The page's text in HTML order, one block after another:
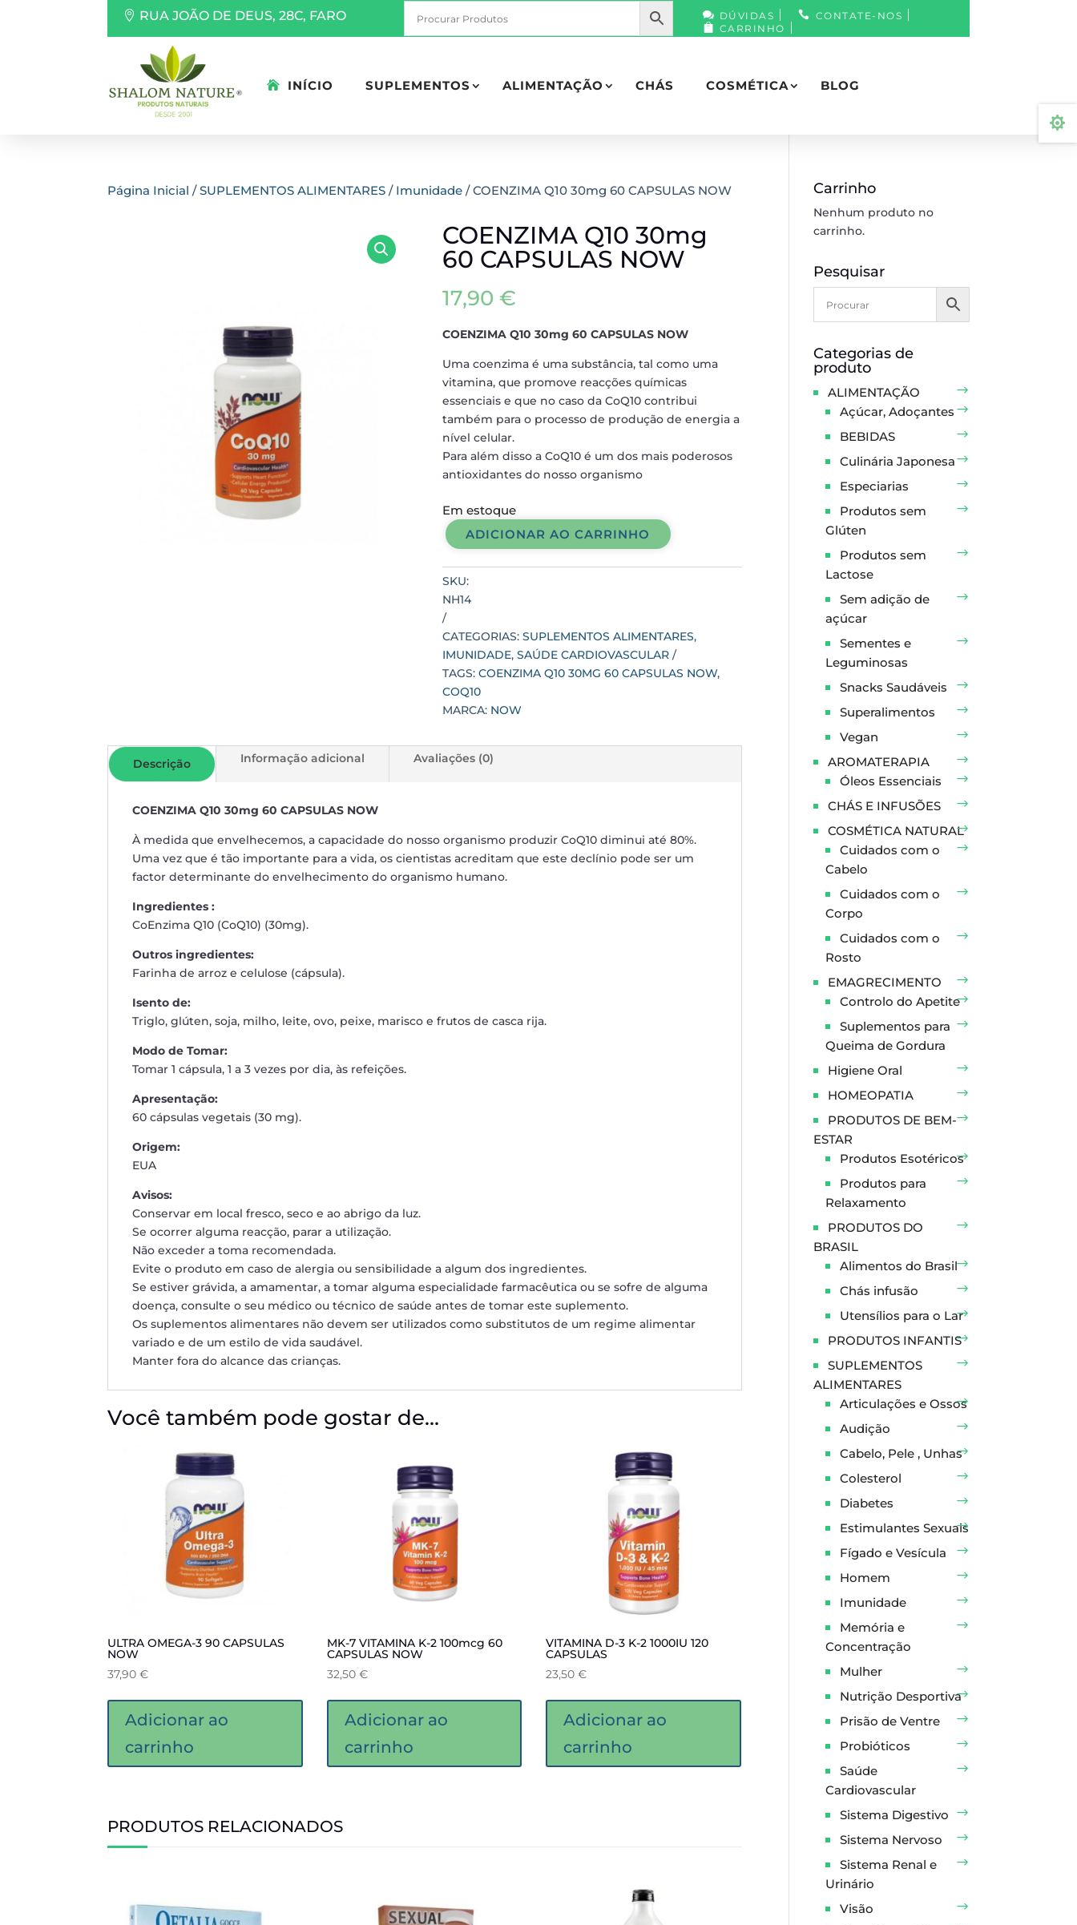
RUA JOÃO DE DEUS, 28C, FARO DÚVIDAS
CONTATE-NOS
CARRINHO
INÍCIO SUPLEMENTOS ALIMENTAÇÃO CHÁS COSMÉTICA BLOG
Página Inicial /SUPLEMENTOS ALIMENTARES / Imunidade / COENZIMA Q10 30mg 60 CAPSULAS NOW
COENZIMA Q10 30mg
60 CAPSULAS NOW
17,90 €
COENZIMA Q10 30mg 60 CAPSULAS NOW
Uma coenzima é uma substância, tal como uma
vitamina, que promove reacções químicas
essenciais e que no caso da CoQ10 contribui
também para o processo de produção de energia a
nível celular.
Para além disso a CoQ10 é um dos mais poderosos
antioxidantes do nosso organismo
Em estoque
COENZIMA
30mg
60
CAPSULAS
NOW
quantidade
ADICIONAR AO CARRINHO
SKU:
NH14
CATEGORIAS: SUPLEMENTOS ALIMENTARES,
IMUNIDADE, SAÚDE CARDIOVASCULAR
TAGS: COENZIMA Q10 30MG 60 CAPSULAS NOW,
COQ10
MARCA: NOW
Descrição Informação adicional Avaliações (0)
COENZIMA Q10 30mg 60 CAPSULAS NOW
À medida que envelhecemos, a capacidade do nosso organismo produzir CoQ10 diminui até 80%.
Uma vez que é tão importante para a vida, os cientistas acreditam que este declínio pode ser um
factor determinante do envelhecimento do organismo humano.
Ingredientes :
CoEnzima Q10 (CoQ10) (30mg).
Outros ingredientes:
Farinha de arroz e celulose (cápsula).
Isento de:
Triglo, glúten, soja, milho, leite, ovo, peixe, marisco e frutos de casca rija.
Modo de Tomar:
Tomar 1 cápsula, 1 a 3 vezes por dia, às refeições.
Apresentação:
60 cápsulas vegetais (30 mg).
Origem:
EUA
Avisos:
Conservar em local fresco, seco e ao abrigo da luz.
Se ocorrer alguma reacção, parar a utilização.
Não exceder a toma recomendada.
Evite o produto em caso de alergia ou sensibilidade a algum dos ingredientes.
Se estiver grávida, a amamentar, a tomar alguma especialidade farmacêutica ou se sofre de alguma
doença, consulte o seu médico ou técnico de saúde antes de tomar este suplemento.
Os suplementos alimentares não devem ser utilizados como substitutos de um regime alimentar
variado e de um estilo de vida saudável.
Manter fora do alcance das crianças.
Você também pode gostar de…
ULTRA OMEGA-3 90 CAPSULAS
NOW
37,90€
Adicionar ao
carrinho
MK-7 VITAMINA K-2 100mcg 60
CAPSULAS NOW
32,50 €
Adicionar ao
carrinho
VITAMINA D-3 K-2 1000IU 120
CAPSULAS
23,50€
Adicionar ao
carrinho
PRODUTOS RELACIONADOS
Carrinho
Nenhum produto no
carrinho.
Pesquisar
Categorias de
produto
ALIMENTAÇÃO
Açúcar, Adoçantes
BEBIDAS
Culinária Japonesa
Especiarias
Produtos sem
Glúten
Produtos sem
Lactose
Sem adição de
açúcar
Sementes e
Leguminosas
Snacks Saudáveis
Superalimentos
Vegan
AROMATERAPIA
Óleos Essenciais
CHÁS E INFUSÕES
COSMÉTICA NATURAL
Cuidados com o
Cabelo
Cuidados com o
Corpo
Cuidados com o
Rosto
EMAGRECIMENTO
Controlo do Apetite
Suplementos para
Queima de Gordura
Higiene Oral
HOMEOPATIA
PRODUTOS DE BEM-
ESTAR
Produtos Esotéricos
Produtos para
Relaxamento
PRODUTOS DO
BRASIL
Alimentos do Brasil
Chás infusão
Utensílios para o Lar
PRODUTOS INFANTIS
SUPLEMENTOS
ALIMENTARES
Articulações e Ossos
Audição
Cabelo, Pele , Unhas
Colesterol
Diabetes
Estimulantes Sexuais
Fígado e Vesícula
Homem
Imunidade
Memória e
Concentração
Mulher
Nutrição Desportiva
Prisão de Ventre
Probióticos
Saúde
Cardiovascular
Sistema Digestivo
Sistema Nervoso
Sistema Renal e
Urinário
Visão
